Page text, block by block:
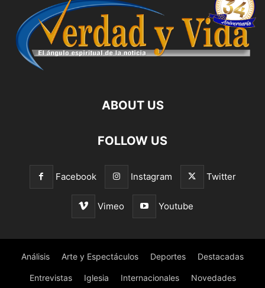
ABOUT US
FOLLOW US
Facebook Instagram Twitter
Vimeo Youtube
Análisis Arte y Espectáculos Deportes Destacadas
Entrevistas Iglesia Internacionales Novedades